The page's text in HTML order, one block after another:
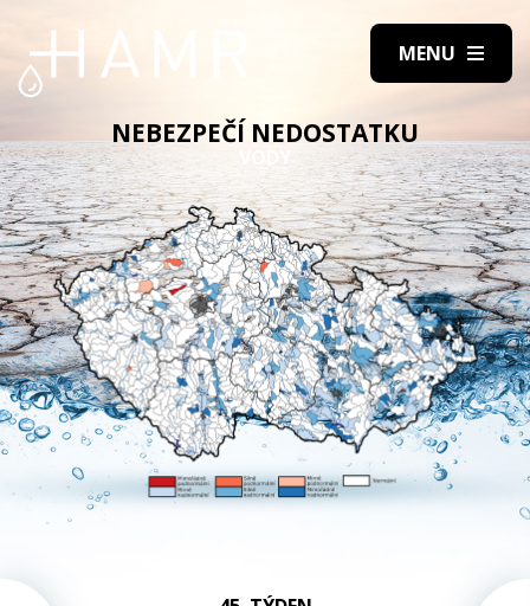
NEBEZPEČÍ NEDOSTATKU
VODY